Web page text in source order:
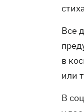
Все
в
или
В